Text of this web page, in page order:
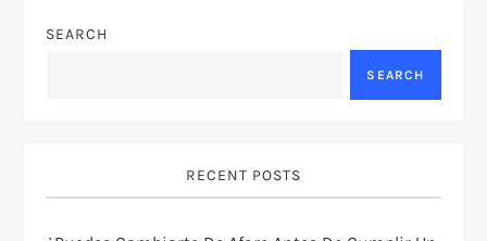
n
i
SEARCH
SEARCH
RECENT POSTS